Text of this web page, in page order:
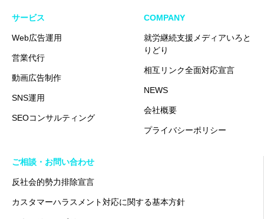
サービス
Web広告運用
営業代行
動画広告制作
SNS運用
SEOコンサルティング
COMPANY
就労継続支援メディアいろと
りどり
相互リンク全面対応宣言
NEWS
会社概要
プライバシーポリシー
ご相談・お問い合わせ
反社会的勢力排除宣言
カスタマーハラスメント対応に関する基本方針